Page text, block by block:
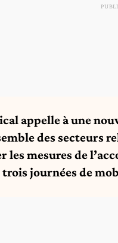
appelle à une
des secteurs
les mesures de
trois journées de